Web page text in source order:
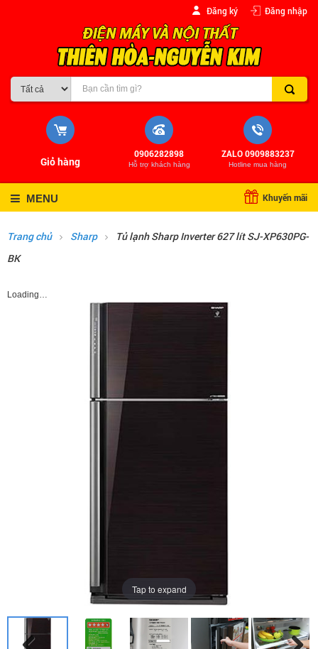
Đăng ký Đăng nhập
ZALO 0909883237
Hotline mua hàng
0906282898
Hỗ trợ khách hàng
Giỏ hàng
Khuyến mãi
MENU
Trang chủ Sharp
Tủ lạnh Sharp Inverter 627 lít SJ-XP630PG-
BK
Loading…
Tap to expand